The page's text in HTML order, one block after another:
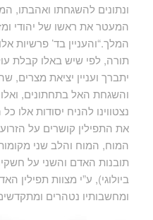
ונתונים להשגחתו ואהבתו,
המעטר את ראשו של יהודי
המלך.“והעניין בד’ פרשיות
תורה, לפי שיש באלו קבלת
יתברך ועניין יציאת מצרים,
והשגחת האל בתחתונים, ואלו
נצטווינו להניח יסודות אלו כל
את התפילין קושרים על
המוח, המוח והלב שני
תובנות האדם והשני על חשקיו
ביולוגי), ע”י מצוות תפילין
ומחשבותיו נטהרים